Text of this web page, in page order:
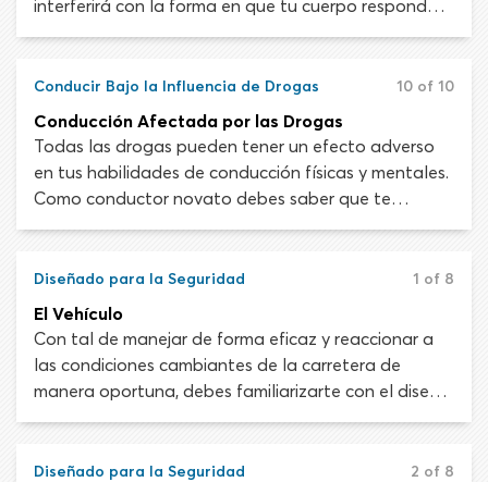
interferirá con la forma en que tu cuerpo responde
hacia la otra y viceversa. Conducir bajo la influencia
carretera, exceso de velocidad, pasarse semáforos
en rojo, no ceder el paso y dificultad para manejar
múltiples tareas de manejo.
Conducir Bajo la Influencia de Drogas 10 of 10
Conducción Afectada por las Drogas
Todas las drogas pueden tener un efecto adverso
en tus habilidades de conducción físicas y mentales.
Como conductor novato debes saber que te
pueden arrestar por DUI (conducir bajo la influencia)
una droga. Esto es tanto para medicamentos con
receta y de venta libra como para sustancias
recreativas.
Diseñado para la Seguridad 1 of 8
El Vehículo
Con tal de manejar de forma eficaz y reaccionar a
las condiciones cambiantes de la carretera de
manera oportuna, debes familiarizarte con el diseño
interno y externo de tu automóvil. Tener una buena
conductor.
Diseñado para la Seguridad 2 of 8